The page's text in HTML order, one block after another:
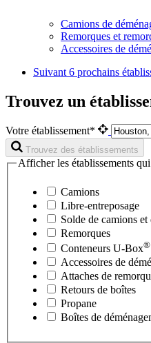
Camions de
Remorques et
Accessoires de
Suivant 6 prochains
Trouvez un
Votre établissement*
Trouvez des établissements
Afficher les établissements
Camions
Libre-entreposage
Solde de camions et
Remorques
Conteneurs U-Box®
Accessoires de
Attaches de
Retours de boîtes
Propane
Boîtes de